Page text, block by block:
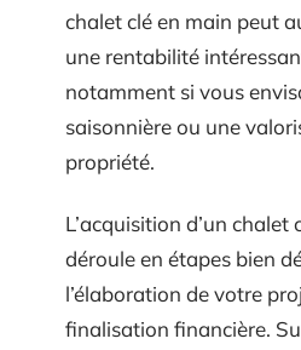
chalet clé en main peut
une rentabilité
notamment si vous
saisonnière ou une
propriété.
L’acquisition d’un chalet
déroule en étapes bien
l’élaboration de votre
finalisation financière.